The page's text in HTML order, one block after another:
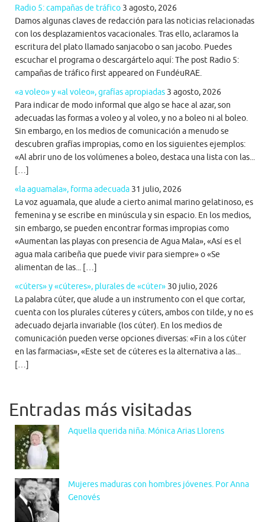
Radio 5: campañas de tráfico 3 agosto, 2026
Damos algunas claves de redacción para las noticias relacionadas
con los desplazamientos vacacionales. Tras ello, aclaramos la
escritura del plato llamado sanjacobo o san jacobo. Puedes
escuchar el programa o descargártelo aquí: The post Radio 5:
campañas de tráfico first appeared on FundéuRAE.
«a voleo» y «al voleo», grafías apropiadas 3 agosto, 2026
Para indicar de modo informal que algo se hace al azar, son
adecuadas las formas a voleo y al voleo, y no a boleo ni al boleo.
Sin embargo, en los medios de comunicación a menudo se
descubren grafías impropias, como en los siguientes ejemplos:
«Al abrir uno de los volúmenes a boleo, destaca una lista con las...
[…]
«la aguamala», forma adecuada 31 julio, 2026
La voz aguamala, que alude a cierto animal marino gelatinoso, es
femenina y se escribe en minúscula y sin espacio. En los medios,
sin embargo, se pueden encontrar formas impropias como
«Aumentan las playas con presencia de Agua Mala», «Así es el
agua mala caribeña que puede vivir para siempre» o «Se
alimentan de las... […]
«cúters» y «cúteres», plurales de «cúter» 30 julio, 2026
La palabra cúter, que alude a un instrumento con el que cortar,
cuenta con los plurales cúteres y cúters, ambos con tilde, y no es
adecuado dejarla invariable (los cúter). En los medios de
comunicación pueden verse opciones diversas: «Fin a los cúter
en las farmacias», «Este set de cúteres es la alternativa a las...
[…]
Entradas más visitadas
Aquella querida niña. Mónica Arias Llorens
Mujeres maduras con hombres jóvenes. Por Anna
Genovés